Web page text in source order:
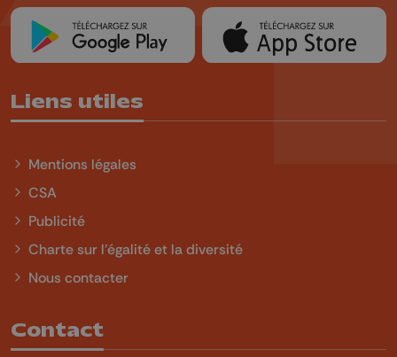
Liens utiles
Mentions légales
CSA
Publicité
Charte sur l'égalité et la diversité
Nous contacter
Contact